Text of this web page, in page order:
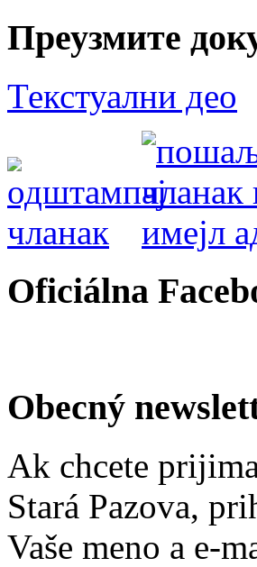
Преузмите
Текстуални део
Oficiálna
Obecný
Ak chcete
Stará Pazova,
Vaše meno a e-